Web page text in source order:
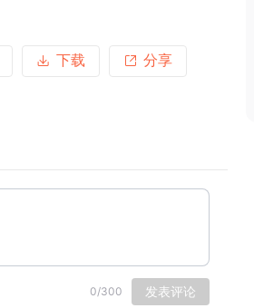
下载 分享
0/300 发表评论